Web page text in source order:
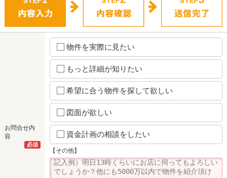
お問合せ内
容
必須
物件を実際に見たい
もっと詳細が知りたい
希望に合う物件を探して欲しい
図面が欲しい
資金計画の相談をしたい
【その他】